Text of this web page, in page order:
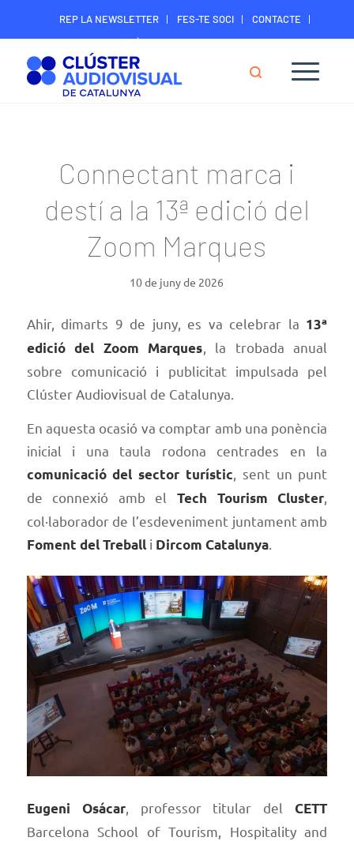
REP LA NEWSLETTER FES-TE SOCI
CONTACTE
ÀREA DIGITAL SOCIS
Connectant marca i
destí a la 13ª edició del
Zoom Marques
10 de juny de 2026
Ahir, dimarts 9 de juny, es va celebrar la 13ª
edició del Zoom Marques , la trobada anual
sobre comunicació i publicitat impulsada pel
Clúster Audiovisual de Catalunya.
En aquesta ocasió va comptar amb una ponència
inicial i una taula rodona centrades en la
comunicació del sector turístic, sent un punt
de connexió amb elTech Tourism Cluster,
col·laborador de l’esdeveniment juntament amb
Foment del Treballi Dircom Catalunya.
Eugeni Osácar, professor titular delCETT
Barcelona School of Tourism, Hospitality and